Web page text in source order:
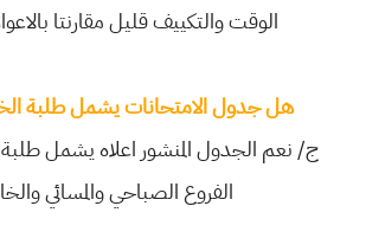
الوقت والتكييف قليل مقارنتا
هل جدول الامتحانات يشمل طلبة
ج/ نعم الجدول المنشور اعلاه يشمل
الفروع الصباحي والمسائي